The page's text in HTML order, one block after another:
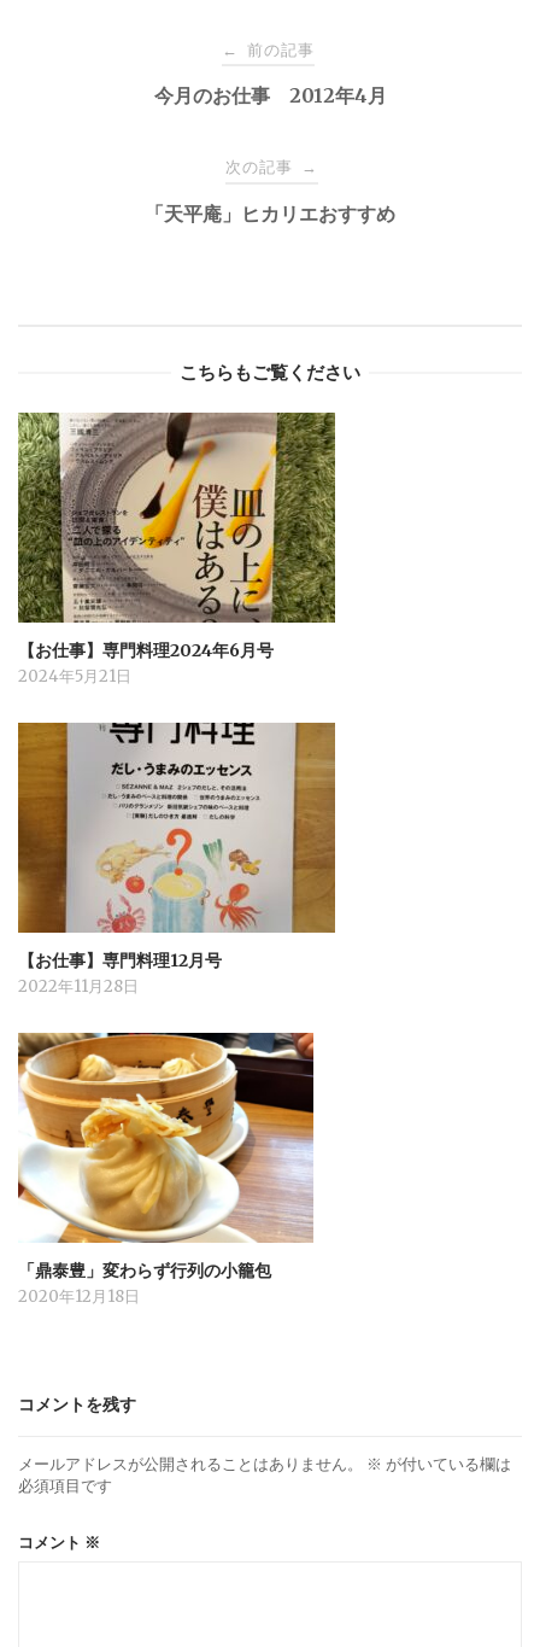
navigation
← 前の記事
今月のお仕事 2012年4月
次の記事 →
「天平庵」ヒカリエおすすめ
こちらもご覧ください
【お仕事】専門料理2024年6月号
2024年5月21日
【お仕事】専門料理12月号
2022年11月28日
「鼎泰豊」変わらず行列の小籠包
2020年12月18日
コメントを残す
メールアドレスが公開されることはありません。 ※ が付いている欄は
必須項目です
コメント ※